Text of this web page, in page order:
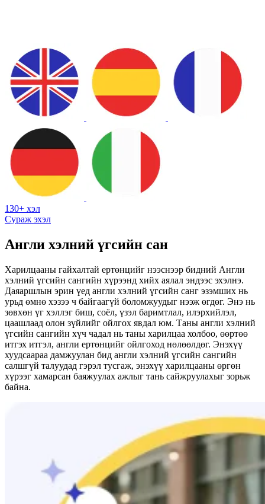
130+ хэл
Сураж эхэл
Англи хэлний үгсийн сан
Харилцааны гайхалтай ертөнцийг нээснээр бидний Англи
хэлний үгсийн сангийн хүрээнд хийх аялал эндээс эхэлнэ.
Даяаршлын эрин үед англи хэлний үгсийн санг эзэмших нь
урьд өмнө хэзээ ч байгаагүй боломжуудыг нээж өгдөг. Энэ нь
зөвхөн үг хэллэг биш, соёл, үзэл баримтлал, илэрхийлэл,
цаашлаад олон зүйлийг ойлгох явдал юм. Таны англи хэлний
үгсийн сангийн хүч чадал нь таны харилцаа холбоо, өөртөө
итгэх итгэл, англи ертөнцийг ойлгоход нөлөөлдөг. Энэхүү
хуудсаараа дамжуулан бид англи хэлний үгсийн сангийн
салшгүй талуудад гэрэл тусгаж, энэхүү харилцааны өргөн
хүрээг хамарсан баяжуулах ажлыг тань сайжруулахыг зорьж
байна.